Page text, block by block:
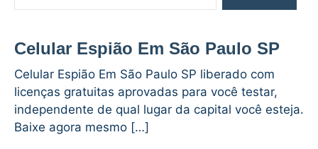
Celular Espião Em São Paulo SP
Celular Espião Em São Paulo SP liberado com
licenças gratuitas aprovadas para você testar,
independente de qual lugar da capital você esteja.
Baixe agora mesmo […]